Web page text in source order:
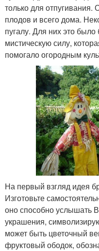
только для
плодов и всего дома.
пугалу. Для них это
мистическую силу,
помогало огородным
На первый взгляд идея
Изготовьте
оно способно услышать
украшения,
может быть цветочный
фруктовый ободок,